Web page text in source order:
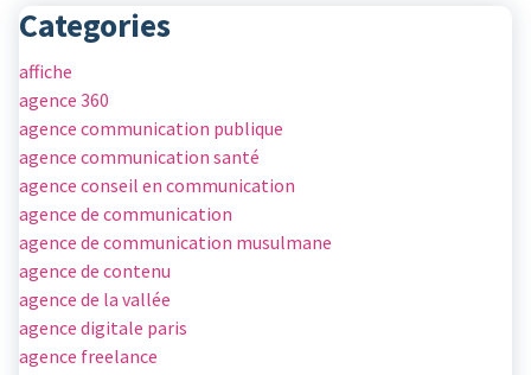
Categories
affiche
agence 360
agence communication publique
agence communication santé
agence conseil en communication
agence de communication
agence de communication musulmane
agence de contenu
agence de la vallée
agence digitale paris
agence freelance